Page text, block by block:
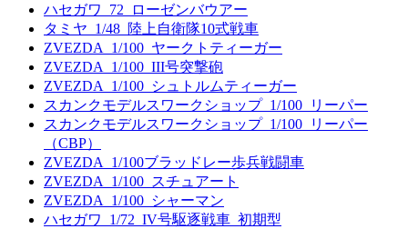
ハセガワ_72_ローゼンバウアー
タミヤ_1/48_陸上自衛隊10式戦車
ZVEZDA_1/100_ヤークトティーガー
ZVEZDA_1/100_III号突撃砲
ZVEZDA_1/100_シュトルムティーガー
スカンクモデルスワークショップ_1/100_リーパー
スカンクモデルスワークショップ_1/100_リーパー
（CBP）
ZVEZDA_1/100ブラッドレー歩兵戦闘車
ZVEZDA_1/100_スチュアート
ZVEZDA_1/100_シャーマン
ハセガワ_1/72_IV号駆逐戦車_初期型